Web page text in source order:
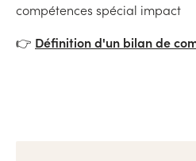
compétences spécial impact
👉 Définition d'un bilan de